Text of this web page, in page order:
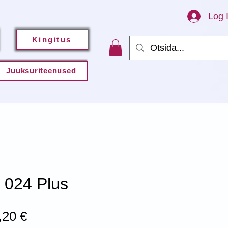
Kingitus
Juuksuriteenused
Log
Plus
€Sale